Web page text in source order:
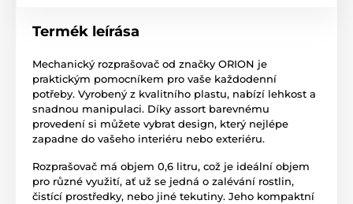
Termék leírása
Mechanický rozprašovač od značky ORION je
praktickým pomocníkem pro vaše každodenní
potřeby. Vyrobený z kvalitního plastu, nabízí lehkost a
snadnou manipulaci. Díky assort barevnému
provedení si můžete vybrat design, který nejlépe
zapadne do vašeho interiéru nebo exteriéru.
Rozprašovač má objem 0,6 litru, což je ideální objem
pro různé využití, ať už se jedná o zalévání rostlin,
čistící prostředky, nebo jiné tekutiny. Jeho kompaktní